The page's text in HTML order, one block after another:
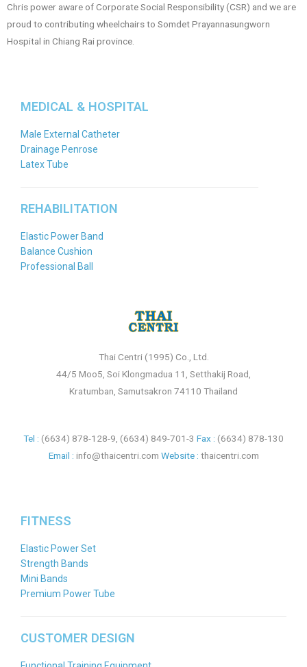
Chris power aware of Corporate Social Responsibility (CSR) and we are
proud to contributing wheelchairs to Somdet Prayannasungworn
Hospital in Chiang Rai province.
MEDICAL & HOSPITAL
Male External Catheter
Drainage Penrose
Latex Tube
REHABILITATION
Elastic Power Band
Balance Cushion
Professional Ball
Thai Centri (1995) Co., Ltd.
44/5 Moo5, Soi Klongmadua 11, Setthakij Road,
Kratumban, Samutsakron 74110 Thailand
Tel : (6634) 878-128-9 (6634) 849-701-3 Fax : (6634) 878-130
Email : info@thaicentri.com Website : thaicentri.com
FITNESS
Elastic Power Set
Strength Bands
Mini Bands
Premium Power Tube
CUSTOMER DESIGN